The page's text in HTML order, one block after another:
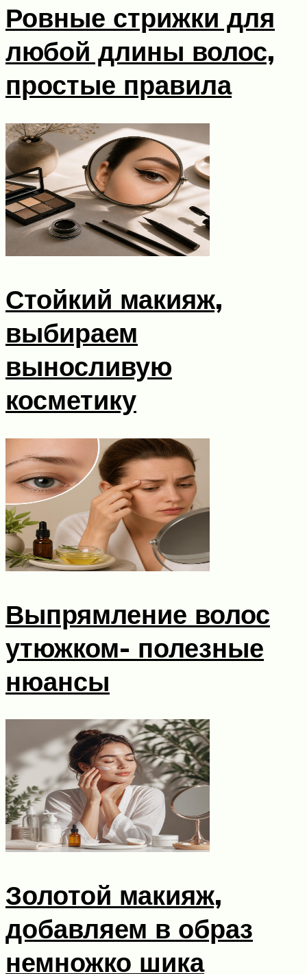
Ровные стрижки для
любой длины волос,
простые правила
Стойкий макияж,
выбираем
выносливую
косметику
Выпрямление волос
утюжком- полезные
нюансы
Золотой макияж,
добавляем в образ
немножко шика